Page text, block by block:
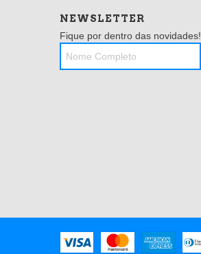
NEWSLETTER
Fique por dentro das novidades!